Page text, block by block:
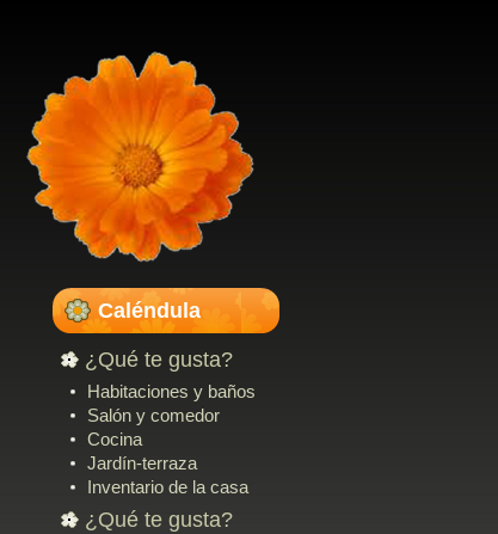
Caléndula
¿Qué te gusta?
Habitaciones y baños
Salón y comedor
Cocina
Jardín-terraza
Inventario de la casa
¿Qué te gusta?